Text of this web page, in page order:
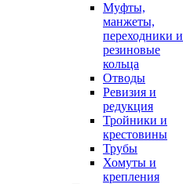
Муфты,
манжеты,
переходники и
резиновые
кольца
Отводы
Ревизия и
редукция
Тройники и
крестовины
Трубы
Хомуты и
крепления